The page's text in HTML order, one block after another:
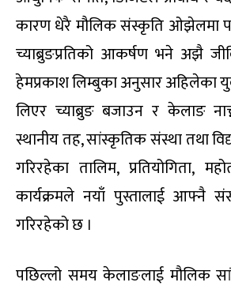
कारण धेरै मौलिक संस्कृति ओझेलमा
च्याब्रुङप्रतिको आकर्षण भने अझै
हेमप्रकाश लिम्बुका अनुसार अहिलेका
लिएर च्याब्रुङ बजाउन र केलाङ
स्थानीय तह, सांस्कृतिक संस्था तथा
गरिरहेका तालिम, प्रतियोगिता,
कार्यक्रमले नयाँ पुस्तालाई आफ्नै
गरिरहेको छ ।
पछिल्लो समय केलाङलाई मौलिक